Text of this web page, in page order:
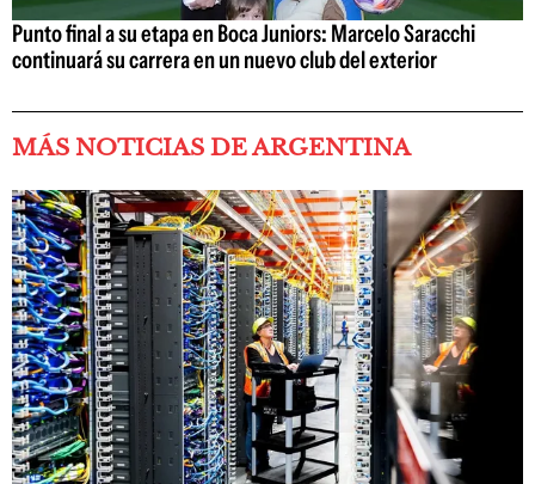
Punto final a su etapa en Boca Juniors: Marcelo Saracchi
continuará su carrera en un nuevo club del exterior
MÁS NOTICIAS DE ARGENTINA